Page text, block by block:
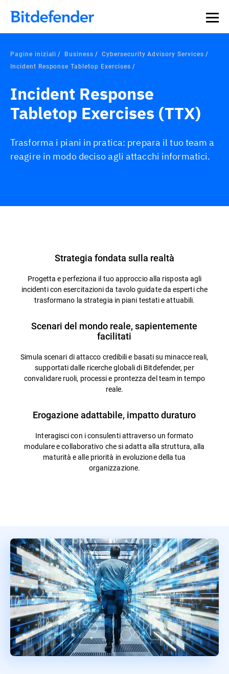
Pagine iniziali Business
Cybersecurity Advisory Services
Incident Response Tabletop Exercises
Incident Response
Tabletop Exercises (TTX)
Trasforma i piani in pratica: prepara il tuo team a
reagire in modo deciso agli attacchi informatici.
Strategia fondata sulla realtà
Progetta e perfeziona il tuo approccio alla risposta agli
incidenti con esercitazioni da tavolo guidate da esperti che
trasformano la strategia in piani testati e attuabili.
Scenari del mondo reale, sapientemente
facilitati
Simula scenari di attacco credibili e basati su minacce reali,
supportati dalle ricerche globali di Bitdefender, per
convalidare ruoli, processi e prontezza del team in tempo
reale.
Erogazione adattabile, impatto duraturo
Interagisci con i consulenti attraverso un formato
modulare e collaborativo che si adatta alla struttura, alla
maturità e alle priorità in evoluzione della tua
organizzazione.